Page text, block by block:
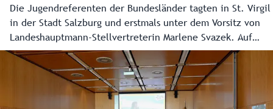
Die Jugendreferenten der Bundesländer tagten in St. Virgil
in der Stadt Salzburg und erstmals unter dem Vorsitz von
Landeshauptmann-Stellvertreterin Marlene Svazek. Auf
Initiative Salzburgs wurde unter anderem mehr Aufklärung
über künstliche Intelligenz beschlossen. Aber auch über
Digitalisierung und die Gesetzeslücke bei Nikotinbeuteln
wurde diskutiert.